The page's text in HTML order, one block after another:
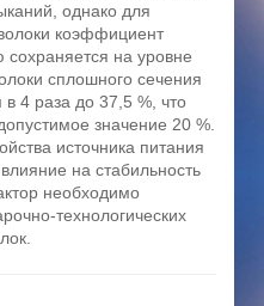
однако для
коэффициент
на уровне
сплошного сечения
4 раза до 37,5 %, что
значение 20 %.
источника питания
на стабильность
необходимо
технологических